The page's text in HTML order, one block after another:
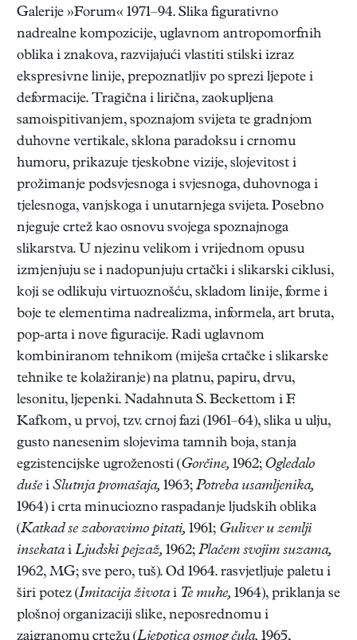
Galerije »Forum« 1971–94. Slika figurativno
nadrealne kompozicije, uglavnom antropomorfnih
oblika i znakova, razvijajući vlastiti stilski izraz
ekspresivne linije, prepoznatljiv po sprezi ljepote i
deformacije. Tragična i lirična, zaokupljena
samoispitivanjem, spoznajom svijeta te gradnjom
duhovne vertikale, sklona paradoksu i crnomu
humoru, prikazuje tjeskobne vizije, slojevitost i
prožimanje podsvjesnoga i svjesnoga, duhovnoga i
tjelesnoga, vanjskoga i unutarnjega svijeta. Posebno
njeguje crtež kao osnovu svojega spoznajnoga
slikarstva. U njezinu velikom i vrijednom opusu
izmjenjuju se i nadopunjuju crtački i slikarski ciklusi,
koji se odlikuju virtuoznošću, skladom linije, forme i
boje te elementima nadrealizma, informela, art bruta,
pop-arta i nove figuracije. Radi uglavnom
kombiniranom tehnikom (miješa crtačke i slikarske
tehnike te kolažiranje) na platnu, papiru, drvu,
lesonitu, ljepenki. Nadahnuta S. Beckettom i F.
Kafkom, u prvoj, tzv. crnoj fazi (1961–64), slika u ulju,
gusto nanesenim slojevima tamnih boja, stanja
egzistencijske ugroženosti (Gorčine, 1962; Ogledalo
duše i Slutnja promašaja, 1963; Potreba usamljenika,
1964) i crta minuciozno raspadanje ljudskih oblika
(Katkad se zaboravimo pitati, 1961; Guliver u zemlji
insekatai Ljudski pejzaž, 1962; Plačem svojim suzama,
1962, MG; sve pero, tuš). Od 1964. rasvjetljuje paletu i
širi potez (Imitacija životai Te muhe, 1964), priklanja se
plošnoj organizaciji slike, neposrednomu i